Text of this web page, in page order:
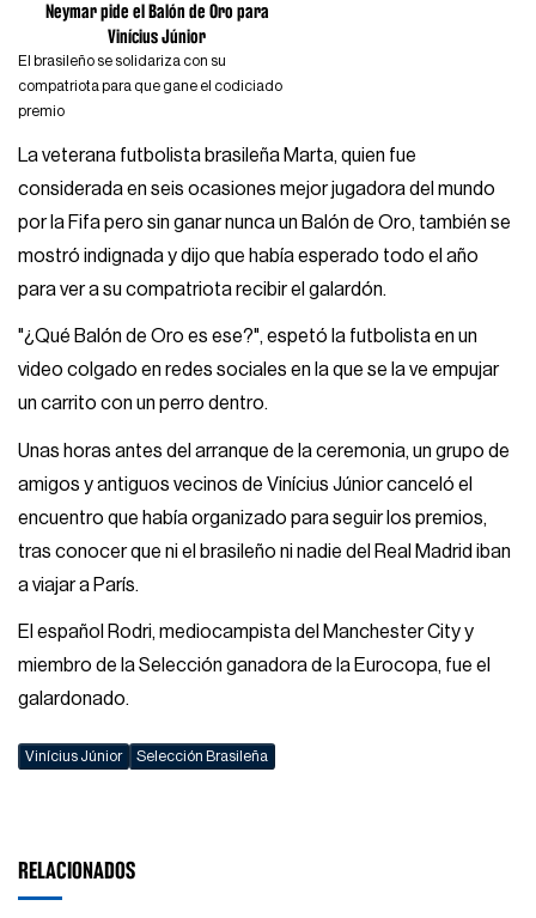
Neymar pide el Balón de Oro para
Vinícius Júnior
El brasileño se solidariza con su
compatriota para que gane el codiciado
premio
La veterana futbolista brasileña Marta, quien fue
considerada en seis ocasiones mejor jugadora del mundo
por la Fifa pero sin ganar nunca un Balón de Oro, también se
mostró indignada y dijo que había esperado todo el año
para ver a su compatriota recibir el galardón.
"¿Qué Balón de Oro es ese?", espetó la futbolista en un
video colgado en redes sociales en la que se la ve empujar
un carrito con un perro dentro.
Unas horas antes del arranque de la ceremonia, un grupo de
amigos y antiguos vecinos de Vinícius Júnior canceló el
encuentro que había organizado para seguir los premios,
tras conocer que ni el brasileño ni nadie del Real Madrid iban
a viajar a París.
El español Rodri, mediocampista del Manchester City y
miembro de la Selección ganadora de la Eurocopa, fue el
galardonado.
Vinícius Júnior Selección Brasileña
RELACIONADOS